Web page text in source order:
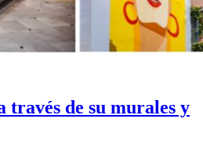
través de su murales y